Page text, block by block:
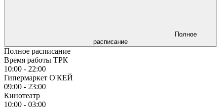
Полное
расписание
Полное расписание
Время работы ТРК
10:00 - 22:00
Гипермаркет О'КЕЙ
09:00 - 23:00
Кинотеатр
10:00 - 03:00